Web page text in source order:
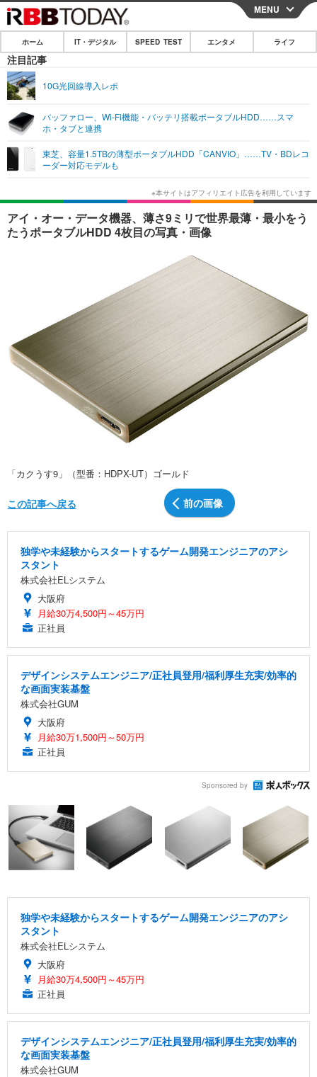
CLOSE
ホーム
IT・デジタル
ネタ
ショッピング その他
エンタメ
エンタメTOP
韓国・芸能
音楽 スポーツ
その他
ライフ
ライフTOP グルメ
ペット ショッピング
リリース一覧
プッシュ通知の停止方法
MENU
ホーム IT・デジタル SPEED TEST エンタメ ライフ
注目記事
10G光回線導入レポ
バッファロー、Wi-Fi機能・バッテリ搭載ポータブルHDD……スマ
ホ・タブと連携
東芝、容量1.5TBの薄型ポータブルHDD「CANVIO」……TV・BDレコ
ーダー対応モデルも
アイ・オー・データ機器、薄さ9ミリで世界最薄・最小をう
たうポータブルHDD 4枚目の写真・画像
「カクうす9」（型番：HDPX-UT）ゴールド
前の画像
この記事へ戻る
独学や未経験からスタートするゲーム開発エンジニアのアシ
スタント
株式会社ELシステム
大阪府
月給30万4,500円～45万円
正社員
デザインシステムエンジニア/正社員登用/福利厚生充実/効率的
な画面実装基盤
株式会社GUM
大阪府
月給30万1,500円～50万円
正社員
Sponsored by
独学や未経験からスタートするゲーム開発エンジニアのアシ
スタント
株式会社ELシステム
大阪府
月給30万4,500円～45万円
正社員
デザインシステムエンジニア/正社員登用/福利厚生充実/効率的
な画面実装基盤
株式会社GUM